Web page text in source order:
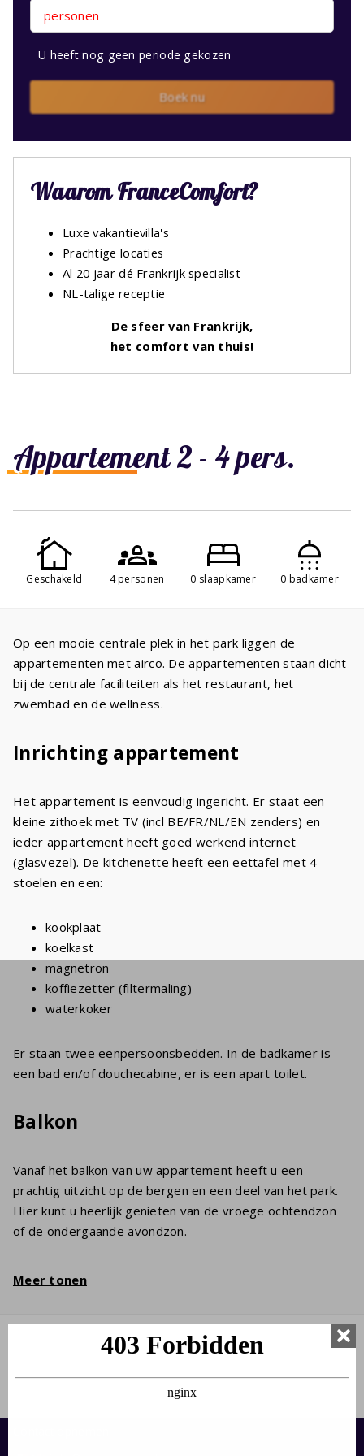
Appartement 2 - 4 pers.
Geschakeld 4 personen 0 slaapkamer 0 badkamer
Op een mooie centrale plek in het park liggen de
appartementen met airco. De appartementen staan dicht
bij de centrale faciliteiten als het restaurant, het
zwembad en de wellness.
Inrichting appartement
Het appartement is eenvoudig ingericht. Er staat een
kleine zithoek met TV (incl BE/FR/NL/EN zenders) en
ieder appartement heeft goed werkend internet
(glasvezel). De kitchenette heeft een eettafel met 4
stoelen en een:
kookplaat
koelkast
magnetron
koffiezetter (filtermaling)
waterkoker
Er staan twee eenpersoonsbedden. In de badkamer is
een bad en/of douchecabine, er is een apart toilet.
Balkon
Vanaf het balkon van uw appartement heeft u een
prachtig uitzicht op de bergen en een deel van het park.
Hier kunt u heerlijk genieten van de vroege ochtendzon
of de ondergaande avondzon.
Meer tonen
personen
U heeft nog geen periode gekozen
Boek nu
Waarom FranceComfort?
Luxe vakantievilla's
Prachtige locaties
Al 20 jaar dé Frankrijk specialist
NL-talige receptie
De sfeer van Frankrijk,
het comfort van thuis!